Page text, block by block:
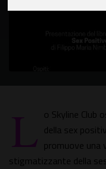
L o Skyline Club
della sex
promuove una
stigmatizzante della